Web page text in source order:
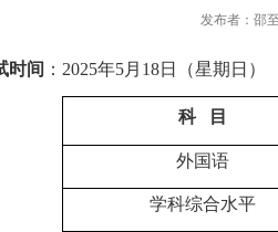
发布者：邵
时间 ： 2025年5月 18日（星期日）
科 目
外国语
学科综合水平